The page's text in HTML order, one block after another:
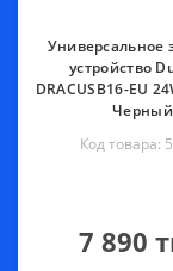
Универсальное
устройство
DRACUSB16-EU
Черный
Код товара:
7 890